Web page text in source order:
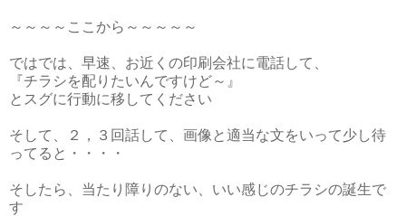
～～～～ここから～～～～～
ではでは、早速、お近くの印刷会社に電話して、
『チラシを配りたいんですけど～』
とスグに行動に移してください
そして、２，３回話して、画像と適当な文をいって少し待
ってると・・・・
そしたら、当たり障りのない、いい感じのチラシの誕生で
す